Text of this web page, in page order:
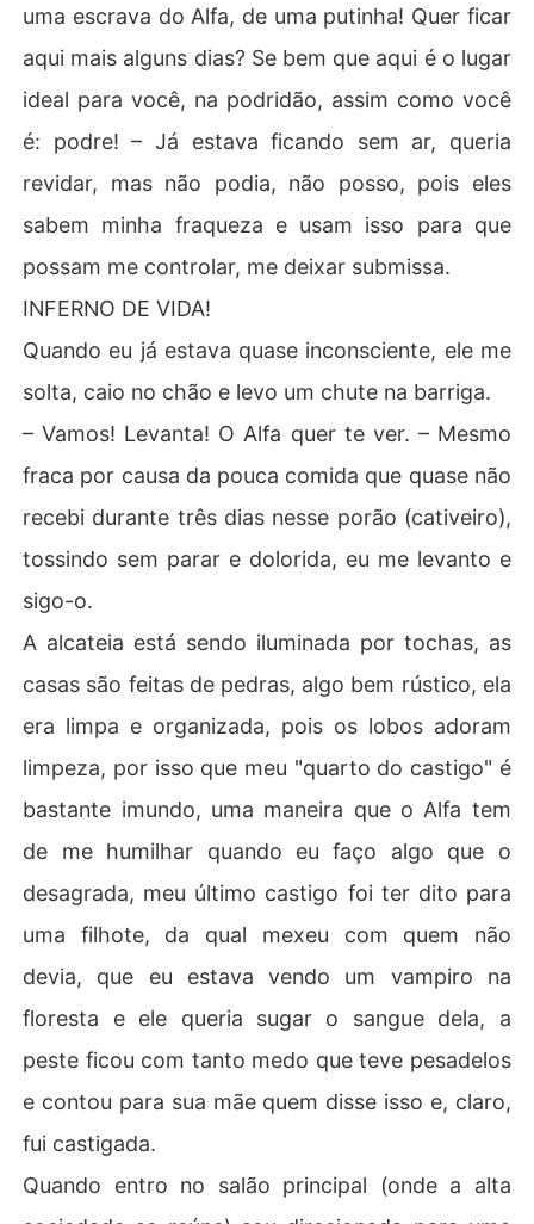
uma escrava do Alfa, de uma putinha! Quer ficar
aqui mais alguns dias? Se bem que aqui é o lugar
ideal para você, na podridão, assim como você
é: podre! – Já estava ficando sem ar, queria
revidar, mas não podia, não posso, pois eles
sabem minha fraqueza e usam isso para que
possam me controlar, me deixar submissa.
INFERNO DE VIDA!
Quando eu já estava quase inconsciente, ele me
solta, caio no chão e levo um chute na barriga.
– Vamos! Levanta! O Alfa quer te ver. – Mesmo
fraca por causa da pouca comida que quase não
recebi durante três dias nesse porão (cativeiro),
tossindo sem parar e dolorida, eu me levanto e
sigo-o.
A alcateia está sendo iluminada por tochas, as
casas são feitas de pedras, algo bem rústico, ela
era limpa e organizada, pois os lobos adoram
limpeza, por isso que meu "quarto do castigo" é
bastante imundo, uma maneira que o Alfa tem
de me humilhar quando eu faço algo que o
desagrada, meu último castigo foi ter dito para
uma filhote, da qual mexeu com quem não
devia, que eu estava vendo um vampiro na
floresta e ele queria sugar o sangue dela, a
peste ficou com tanto medo que teve pesadelos
e contou para sua mãe quem disse isso e, claro,
fui castigada.
Quando entro no salão principal (onde a alta